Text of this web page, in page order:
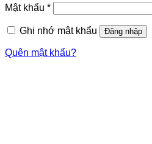
Mật khẩu *
Ghi nhớ mật khẩu Đăng nhập
Quên mật khẩu?